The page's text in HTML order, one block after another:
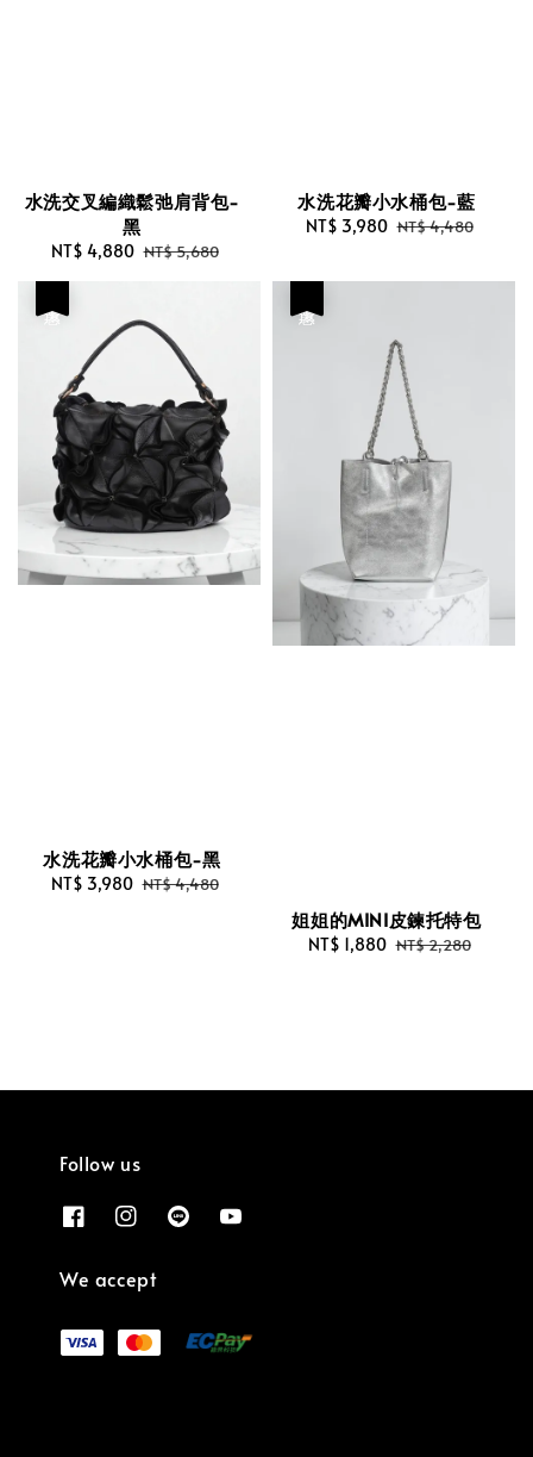
水洗交叉編織鬆弛肩背包-
黑
Sale
price
NT$ 4,880 Regular
NT$ 5,680
水洗花瓣小水桶包-藍
Sale
NT$ 3,980 Regular
NT$ 4,480
水洗花瓣小水桶包-黑
Sale
NT$ 3,980 Regular
NT$ 4,480
姐姐的MINI皮鍊托特包
Sale
NT$ 1,880 Regular
NT$ 2,280
Follow us
We accept